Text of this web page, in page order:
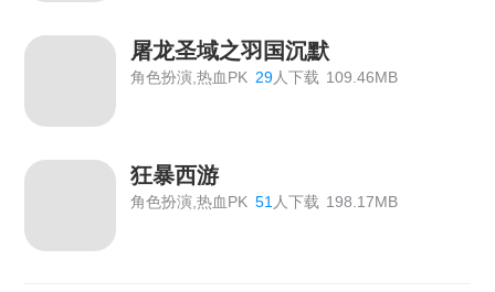
《龙域世界》线下返利
《绝世秘籍》2026年7月6日合服公告
《霸者天下》5月22日合服公告
《霸者天下》5月22日维护公告
屠龙圣域之羽国沉默
角色扮演,热血PK 29人下载 109.46MB
狂暴西游
角色扮演,热血PK 51 人下载 198.17MB